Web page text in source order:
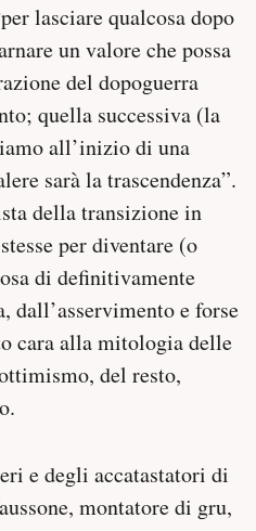
lasciare qualcosa dopo
un valore che possa
del dopoguerra
quella successiva (la
all’inizio di una
sarà la trascendenza”.
della transizione in
per diventare (o
di definitivamente
dall’asservimento e forse
cara alla mitologia delle
del resto,
e degli accatastatori di
montatore di gru,